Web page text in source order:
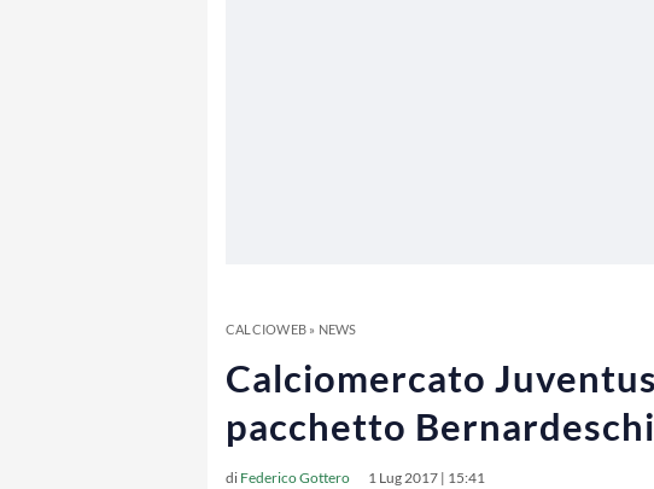
CALCIOWEB» NEWS
Calciomercato
pacchetto
di Federico Gottero 1 Lug 2017 | 15:41